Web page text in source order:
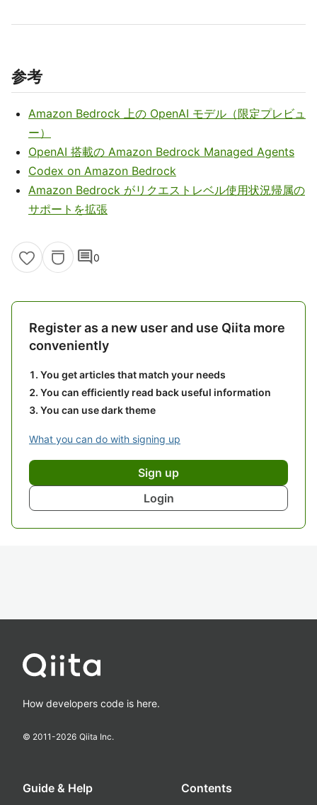
参考
Amazon Bedrock 上の OpenAI モデル（限定プレビュ
ー）
OpenAI 搭載の Amazon Bedrock Managed Agents
Codex on Amazon Bedrock
Amazon Bedrock がリクエストレベル使用状況帰属の
サポートを拡張
comment0
Register as a new user and use Qiita more
conveniently
You get articles that match your needs
You can efficiently read back useful information
You can use dark theme
What you can do with signing up
Sign up
Login
How developers code is here.
© 2011-2026 Qiita Inc.
Guide & Help Contents